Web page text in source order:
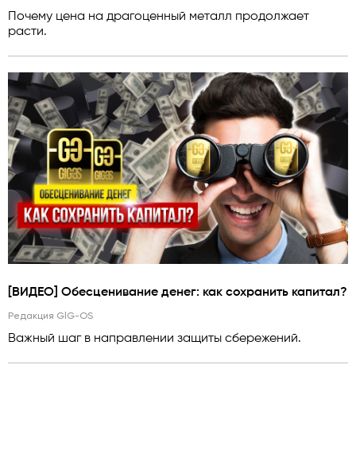
Почему цена на драгоценный металл продолжает
расти.
[ВИДЕО] Обесценивание денег: как сохранить капитал?
Редакция GlG-OS
Важный шаг в направлении защиты сбережений.